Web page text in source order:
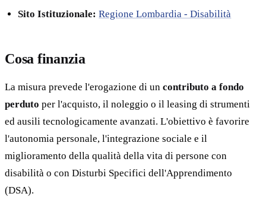
Sito Istituzionale: Regione Lombardia - Disabilità
Cosa finanzia
La misura prevede l'erogazione di un contributo a fondo
perduto per l'acquisto, il noleggio o il leasing di strumenti
ed ausili tecnologicamente avanzati. L'obiettivo è favorire
l'autonomia personale, l'integrazione sociale e il
miglioramento della qualità della vita di persone con
disabilità o con Disturbi Specifici dell'Apprendimento
(DSA).